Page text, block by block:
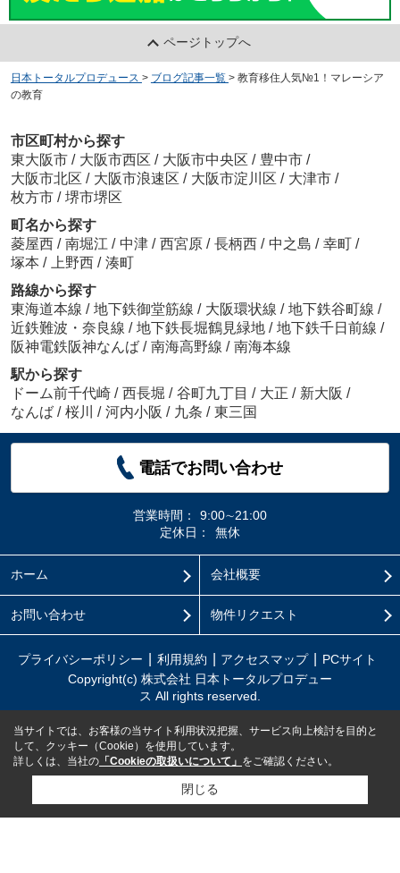
ページトップへ
日本トータルプロデュース > ブログ記事一覧 > 教育移住人気№1！マレーシア
の教育
市区町村から探す
東大阪市 / 大阪市西区 / 大阪市中央区 / 豊中市 /
大阪市北区 / 大阪市浪速区 / 大阪市淀川区 / 大津市 /
枚方市 / 堺市堺区
町名から探す
菱屋西 / 南堀江 / 中津 / 西宮原 / 長柄西 / 中之島 / 幸町 /
塚本 / 上野西 / 湊町
路線から探す
東海道本線 / 地下鉄御堂筋線 / 大阪環状線 / 地下鉄谷町線 /
近鉄難波・奈良線 / 地下鉄長堀鶴見緑地 / 地下鉄千日前線 /
阪神電鉄阪神なんば / 南海高野線 / 南海本線
駅から探す
ドーム前千代崎 / 西長堀 / 谷町九丁目 / 大正 / 新大阪 /
なんば / 桜川 / 河内小阪 / 九条 / 東三国
電話でお問い合わせ
営業時間：
9:00∼21:00
定休日：
無休
ホーム 会社概要
お問い合わせ 物件リクエスト
プライバシーポリシー 利用規約 アクセスマップ
PCサイト
Copyright(c) 株式会社 日本トータルプロデュー
ス All rights reserved.
当サイトでは、お客様の当サイト利用状況把握、サービス向上検討を目的と
して、クッキー（Cookie）を使用しています。
詳しくは、当社の 「Cookieの取扱いについて」 をご確認ください。
閉じる